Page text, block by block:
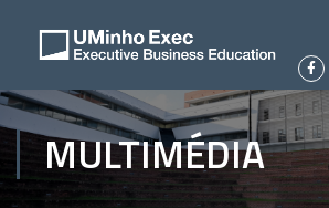
MULTIMÉDIA